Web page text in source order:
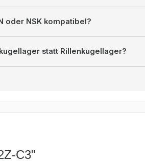
oder NSK kompatibel?
statt Rillenkugellager?
C3"